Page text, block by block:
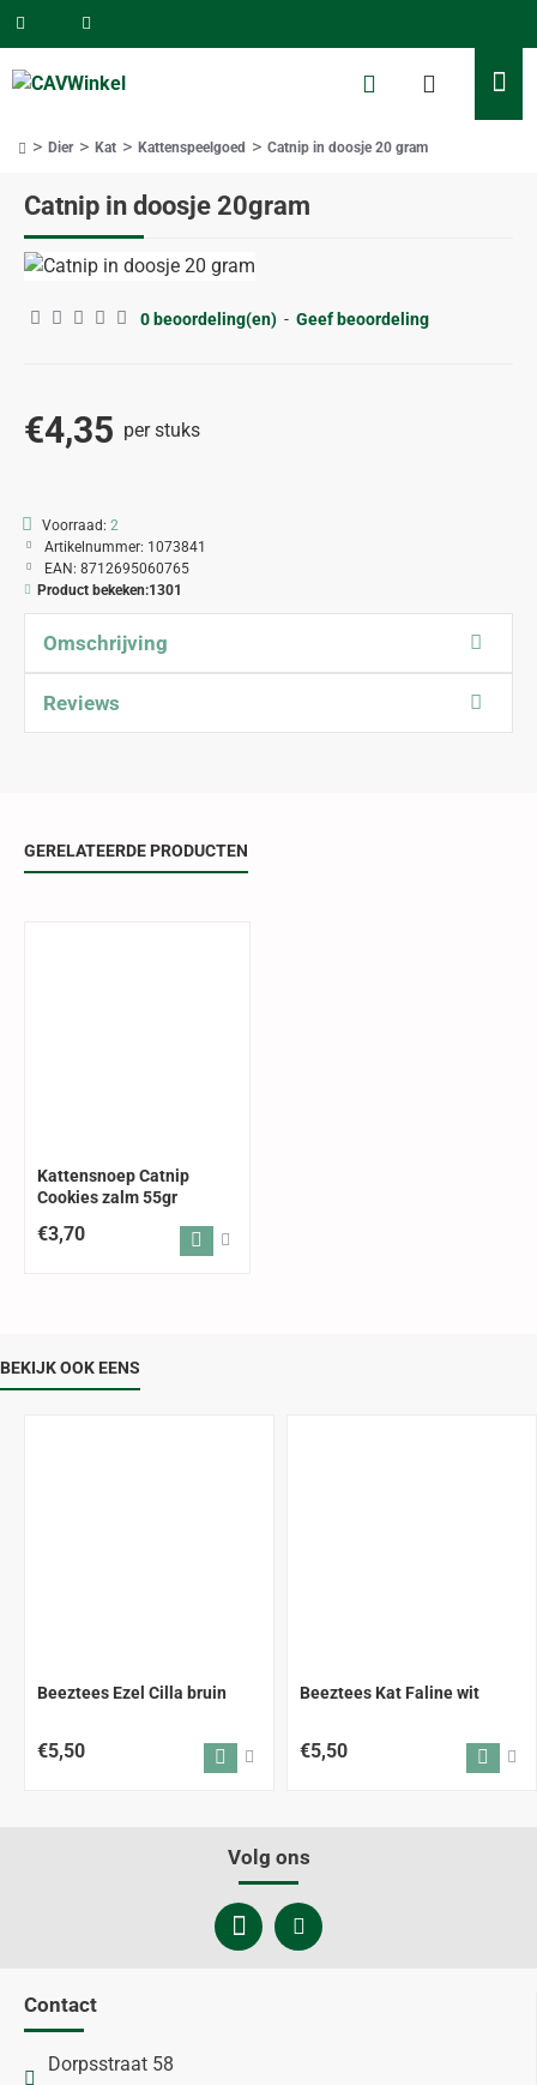
Catnip in doosje 20gram
Dier Kat Kattenspeelgoed Catnip in doosje 20 gram
0 beoordeling(en) - Geef beoordeling
€4,35 per stuks
Voorraad: 2
Artikelnummer: 1073841
EAN: 8712695060765
Product bekeken:1301
Omschrijving
Reviews
GERELATEERDE PRODUCTEN
Kattensnoep Catnip
Cookies zalm 55gr
€3,70
BEKIJK OOK EENS
Beeztees Ezel Cilla bruin
€5,50
Beeztees Kat Faline wit
€5,50
Volg ons
Contact
Dorpsstraat 58